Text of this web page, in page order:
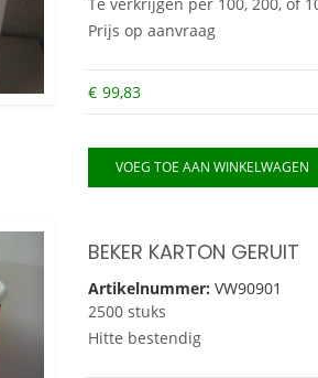
Prijs op aanvraag
€ 99,83
VOEG TOE AAN WINKELWAGEN
BEKER KARTON GERUIT
Artikelnummer: VW90901
2500 stuks
Hitte bestendig